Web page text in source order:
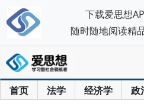
首页 法学 经济学 政
下载爱思想
随时随地阅读精